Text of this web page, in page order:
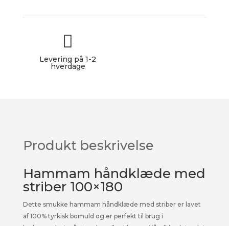
100x180

Levering på 1-2
hverdage
Produkt beskrivelse
Hammam håndklæde med
striber 100×180
Dette smukke hammam håndklæde med striber er lavet
af 100% tyrkisk bomuld og er perfekt til brug i